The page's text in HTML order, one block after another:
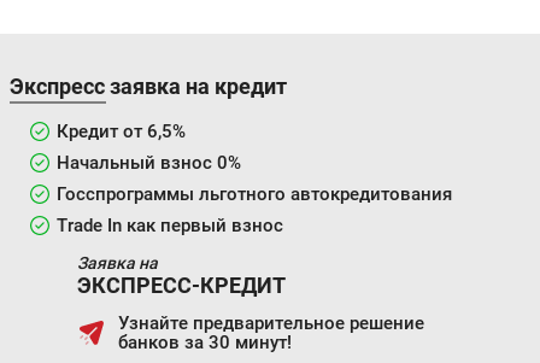
Экспресс заявка на кредит
Кредит от 6,5%
Начальный взнос 0%
Госспрограммы льготного автокредитования
Trade In как первый взнос
Заявка на
ЭКСПРЕСС-КРЕДИТ
Узнайте предварительное решение
банков за 30 минут!